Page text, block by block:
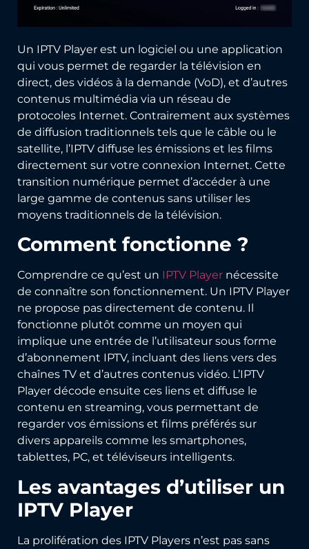
Un IPTV Player est un logiciel ou une application
qui vous permet de regarder la télévision en
direct, des vidéos à la demande (VoD), et d’autres
contenus multimédia via un réseau de
protocoles Internet. Contrairement aux systèmes
de diffusion traditionnels tels que le câble ou le
satellite, l’IPTV diffuse les émissions et les films
directement sur votre connexion Internet. Cette
transition numérique permet d’accéder à une
large gamme de contenus sans utiliser les
moyens traditionnels de la télévision.
Comment fonctionne ?
Comprendre ce qu’est un IPTV Player nécessite
de connaître son fonctionnement. Un IPTV Player
ne propose pas directement de contenu. Il
fonctionne plutôt comme un moyen qui
implique une entrée de l’utilisateur sous forme
d’abonnement IPTV, incluant des liens vers des
chaînes TV et d’autres contenus vidéo. L’IPTV
Player décode ensuite ces liens et diffuse le
contenu en streaming, vous permettant de
regarder vos émissions et films préférés sur
divers appareils comme les smartphones,
tablettes, PC, et téléviseurs intelligents.
Les avantages d’utiliser un
IPTV Player
La prolifération des IPTV Players n’est pas sans